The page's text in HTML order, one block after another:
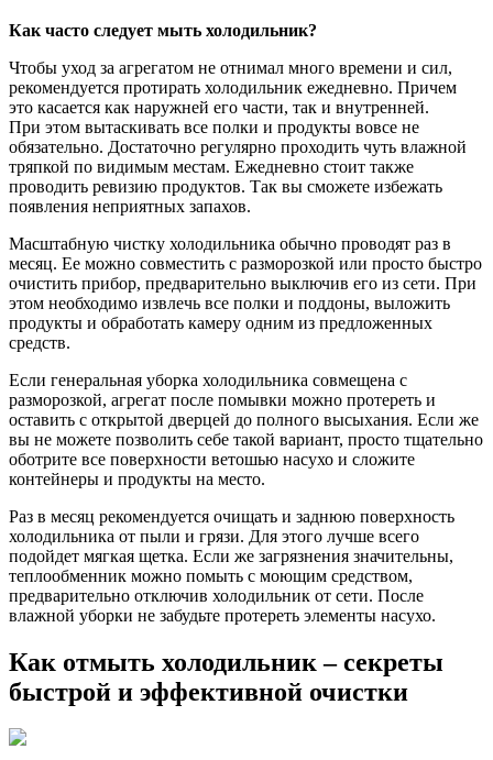
Как часто следует мыть холодильник?
Чтобы уход за агрегатом не отнимал много времени и сил,
рекомендуется протирать холодильник ежедневно. Причем
это касается как наружней его части, так и внутренней.
При этом вытаскивать все полки и продукты вовсе не
обязательно. Достаточно регулярно проходить чуть влажной
тряпкой по видимым местам. Ежедневно стоит также
проводить ревизию продуктов. Так вы сможете избежать
появления неприятных запахов.
Масштабную чистку холодильника обычно проводят раз в
месяц. Ее можно совместить с разморозкой или просто быстро
очистить прибор, предварительно выключив его из сети. При
этом необходимо извлечь все полки и поддоны, выложить
продукты и обработать камеру одним из предложенных
средств.
Если генеральная уборка холодильника совмещена с
разморозкой, агрегат после помывки можно протереть и
оставить с открытой дверцей до полного высыхания. Если же
вы не можете позволить себе такой вариант, просто тщательно
оботрите все поверхности ветошью насухо и сложите
контейнеры и продукты на место.
Раз в месяц рекомендуется очищать и заднюю поверхность
холодильника от пыли и грязи. Для этого лучше всего
подойдет мягкая щетка. Если же загрязнения значительны,
теплообменник можно помыть с моющим средством,
предварительно отключив холодильник от сети. После
влажной уборки не забудьте протереть элементы насухо.
Как отмыть холодильник – секреты
быстрой и эффективной очистки